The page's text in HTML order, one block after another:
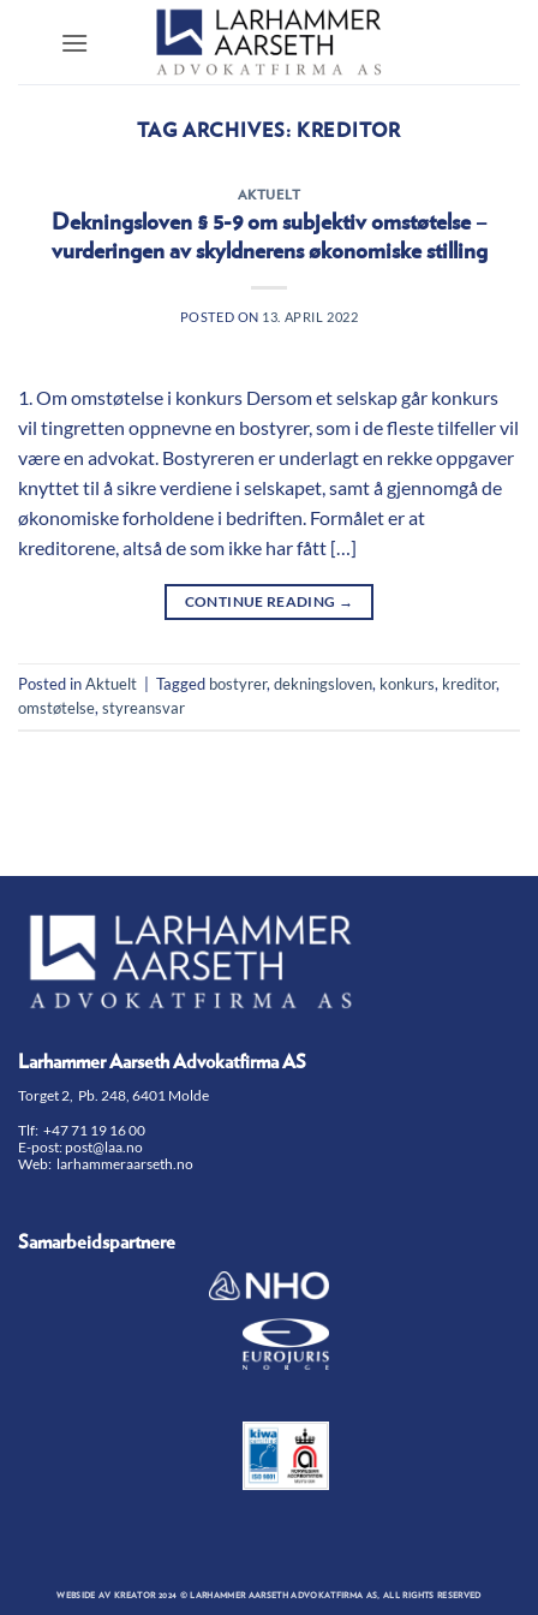
TAG ARCHIVES: KREDITOR
AKTUELT
Dekningsloven § 5-9 om subjektiv omstøtelse –
vurderingen av skyldnerens økonomiske stilling
POSTED ON 13. APRIL 2022
1. Om omstøtelse i konkurs Dersom et selskap går konkurs
vil tingretten oppnevne en bostyrer, som i de fleste tilfeller vil
være en advokat. Bostyreren er underlagt en rekke oppgaver
knyttet til å sikre verdiene i selskapet, samt å gjennomgå de
økonomiske forholdene i bedriften. Formålet er at
kreditorene, altså de som ikke har fått […]
CONTINUE READING →
Posted inAktuelt Tagged bostyrer, dekningsloven, konkurs, kreditor,
omstøtelse, styreansvar
Larhammer Aarseth Advokatfirma AS
Torget 2, Pb. 248, 6401 Molde
Tlf: +47 71 19 16 00
E-post:post@laa.no
Web: larhammeraarseth.no
Samarbeidspartnere
WEBSIDE AV KREATOR2024 © LARHAMMER AARSETH ADVOKATFIRMA AS, ALL RIGHTS RESERVED